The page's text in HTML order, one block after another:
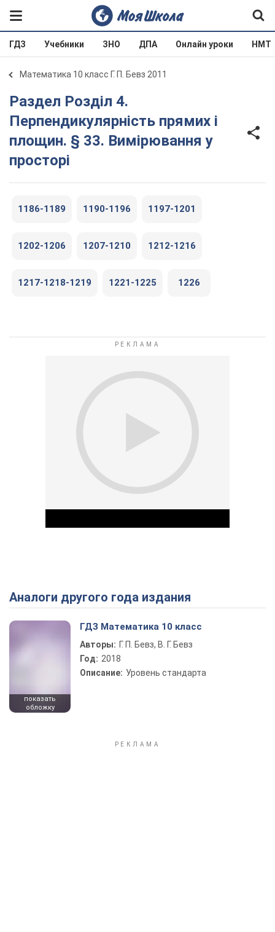
ГДЗ Учебники ЗНО ДПА Онлайн уроки НМТ
Математика 10 класс Г. П. Бевз 2011
Раздел Розділ 4.
Перпендикулярність прямих і
площин. § 33. Вимірювання у
просторі
1186-1189 1190-1196 1197-1201
1202-1206 1207-1210 1212-1216
1217-1218-1219 1221-1225 1226
Play Video
Аналоги другого года издания
показать
обложку
ГДЗ Математика 10 класс
Авторы: Г. П. Бевз, В. Г. Бевз
Год: 2018
Описание: Уровень стандарта